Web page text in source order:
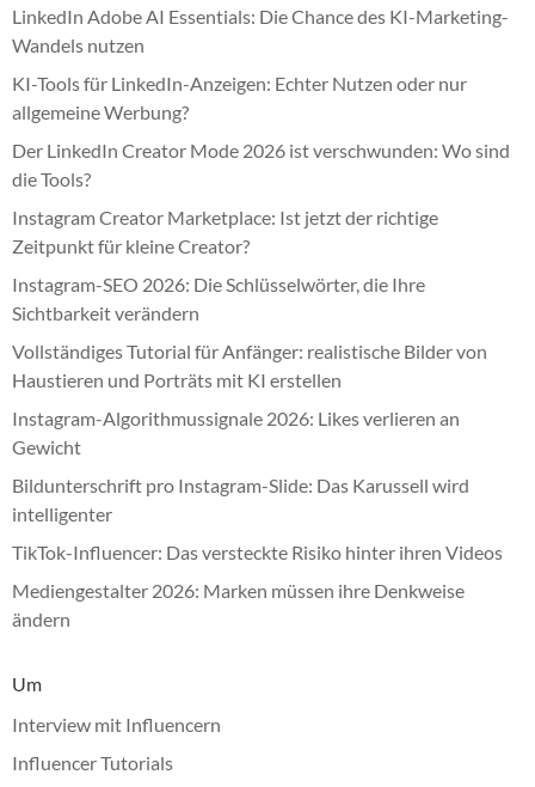
LinkedIn Adobe AI Essentials: Die Chance des KI-Marketing-
Wandels nutzen
KI-Tools für LinkedIn-Anzeigen: Echter Nutzen oder nur
allgemeine Werbung?
Der LinkedIn Creator Mode 2026 ist verschwunden: Wo sind
die Tools?
Instagram Creator Marketplace: Ist jetzt der richtige
Zeitpunkt für kleine Creator?
Instagram-SEO 2026: Die Schlüsselwörter, die Ihre
Sichtbarkeit verändern
Vollständiges Tutorial für Anfänger: realistische Bilder von
Haustieren und Porträts mit KI erstellen
Instagram-Algorithmussignale 2026: Likes verlieren an
Gewicht
Bildunterschrift pro Instagram-Slide: Das Karussell wird
intelligenter
TikTok-Influencer: Das versteckte Risiko hinter ihren Videos
Mediengestalter 2026: Marken müssen ihre Denkweise
ändern
Um
Interview mit Influencern
Influencer Tutorials